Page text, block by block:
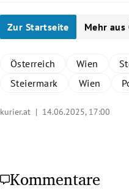
Zur Startseite Mehr aus
Österreich Wien
Steiermark
Wien
kurier.at | 14.06.2025, 17:00
Kommentare